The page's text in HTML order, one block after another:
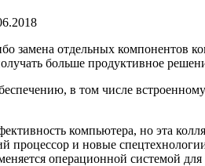
замена отдельных компонентов
больше продуктивное
в том числе
компьютера, но эта
процессор и новые
операционной системой